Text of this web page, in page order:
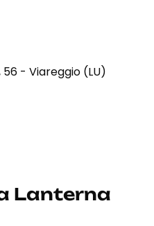
- Viareggio (LU)
Lanterna